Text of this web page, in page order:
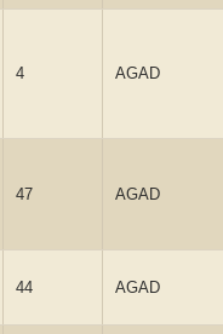
4 AGAD
47 AGAD
44 AGAD